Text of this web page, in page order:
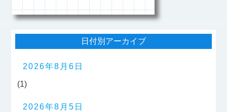
日付別アーカイブ
2026年8月6日
(1)
2026年8月5日